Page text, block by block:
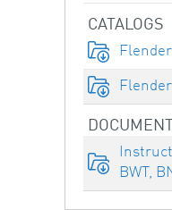
CATALOGS
BWT,